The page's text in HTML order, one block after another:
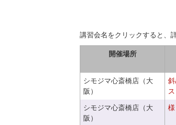
講習会名をクリックすると、
開催場所
シモジマ心斎橋店（大
阪）
ス
シモジマ心斎橋店（大
阪）